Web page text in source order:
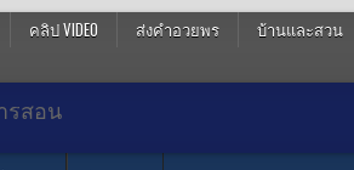
คลิป VIDEO ส่งคำอวยพร
บ้านและสวน